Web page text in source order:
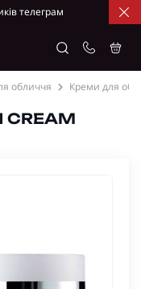
телеграм
обличчя Креми для